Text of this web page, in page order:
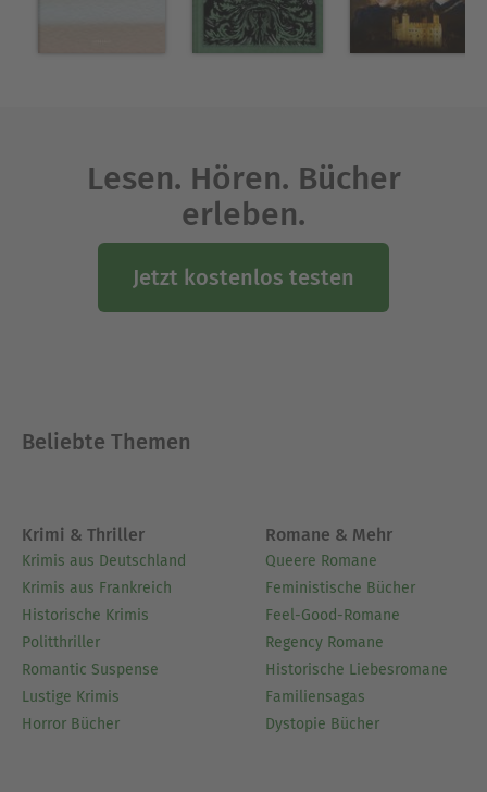
Lesen. Hören. Bücher
erleben.
Jetzt kostenlos testen
Beliebte Themen
Krimi & Thriller
Krimis aus Deutschland
Krimis aus Frankreich
Historische Krimis
Politthriller
Romantic Suspense
Lustige Krimis
Horror Bücher
Romane & Mehr
Queere Romane
Feministische Bücher
Feel-Good-Romane
Regency Romane
Historische Liebesromane
Familiensagas
Dystopie Bücher